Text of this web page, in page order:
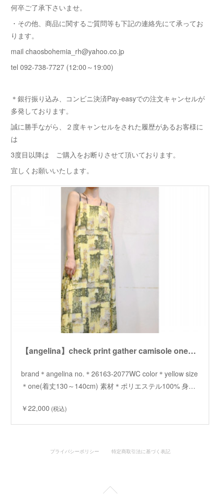
何卒ご了承下さいませ。
・その他、商品に関するご質問等も下記の連絡先にて承ってお
ります。
mail chaosbohemia_rh@yahoo.co.jp
tel 092-738-7727 (12:00～19:00)
＊銀行振り込み、コンビニ決済Pay-easyでの注文キャンセルが
多発しております。
誠に勝手ながら、２度キャンセルをされた履歴があるお客様に
は
3度目以降は ご購入をお断りさせて頂いております。
宜しくお願いいたします。
【angelina】check print gather camisole onepiece /【アンジェリーナ】チェックプリントキャミワンピース
brand＊angelina no.＊26163-2077WC color＊yellow size
＊one(着丈130～140cm) 素材＊ポリエステル100% 身…
￥22,000 (税込)
プライバシーポリシー 特定商取引法に基づく表記